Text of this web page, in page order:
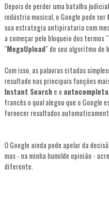
Depois de perder uma batalha
indústria musical, o Google pode ser
sua estrategia antipirataria com
a começar pelo bloqueio dos termos "
"MegaUpload" de seu algoritmo de
Com isso, as palavras citadas
resultado nas principais funções
Instant Search e o
francês o qual alegou que o Google
fornecer resultados
O Google ainda pode apelar da
mas - na minha humilde opinião -
diferente.